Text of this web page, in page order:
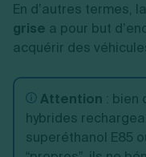
En d’autres termes, la
grise a pour but
acquérir des
Attention : bien
hybrides
superéthanol E85